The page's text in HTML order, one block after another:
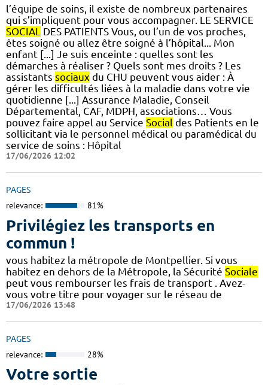
l’équipe de soins, il existe de nombreux partenaires
qui s’impliquent pour vous accompagner. LE SERVICE
SOCIAL DES PATIENTS Vous, ou l’un de vos proches,
êtes soigné ou allez être soigné à l’hôpital... Mon
enfant [...] Je suis enceinte : quelles sont les
démarches à réaliser ? Quels sont mes droits ? Les
assistants sociaux du CHU peuvent vous aider : À
gérer les difficultés liées à la maladie dans votre vie
quotidienne [...] Assurance Maladie, Conseil
Départemental, CAF, MDPH, associations… Vous
pouvez faire appel au Service Social des Patients en le
sollicitant via le personnel médical ou paramédical du
service de soins : Hôpital
17/06/2026 12:02
PAGES
relevance: 81%
Privilégiez les transports en
commun !
vous habitez la métropole de Montpellier. Si vous
habitez en dehors de la Métropole, la Sécurité Sociale
peut vous rembourser les frais de transport . Avez-
vous votre titre pour voyager sur le réseau de
17/06/2026 13:48
PAGES
relevance: 28%
Votre sortie